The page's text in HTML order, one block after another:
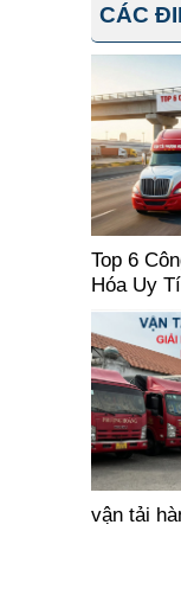
CÁC
Top 6
Hóa Uy
vận tải